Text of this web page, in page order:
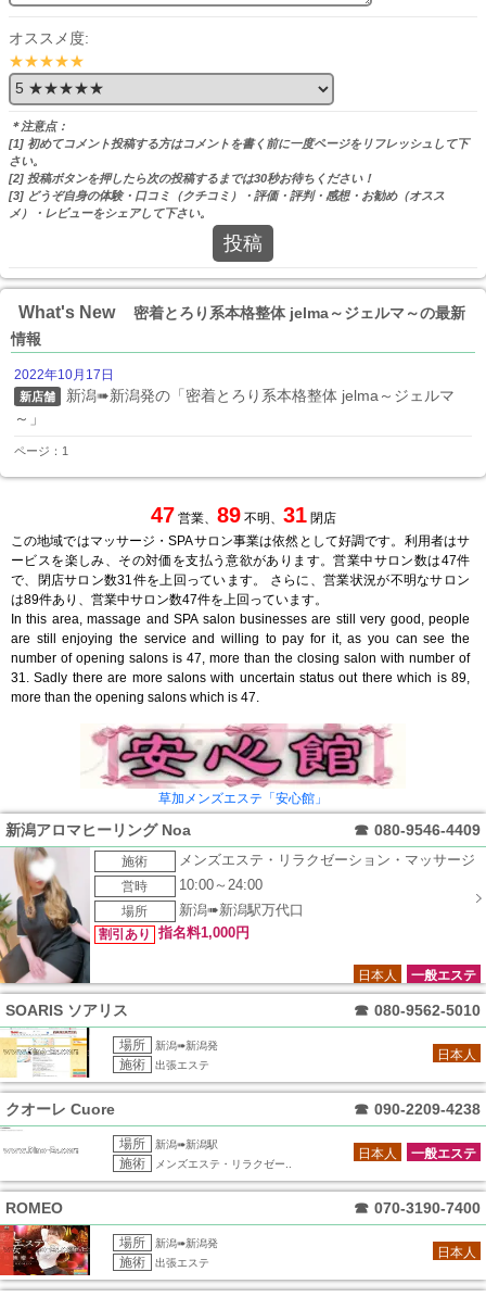
オススメ度:
★★★★★
＊注意点：
[1] 初めてコメント投稿する方はコメントを書く前に一度ページをリフレッシュして下
さい。
[2] 投稿ボタンを押したら次の投稿するまでは30秒お待ちください！
[3] どうぞ自身の体験・口コミ（クチコミ）・評価・評判・感想・お勧め（オスス
メ）・レビューをシェアして下さい。
投稿
What's New
密着とろり系本格整体 jelma～ジェルマ～の最新
情報
2022年10月17日
新店舗
新潟➠新潟発の「密着とろり系本格整体 jelma～ジェルマ
～」
ページ：1
47 営業、 89不明、 31閉店
この地域ではマッサージ・SPAサロン事業は依然として好調です。利用者はサ
ービスを楽しみ、その対価を支払う意欲があります。営業中サロン数は47件
で、閉店サロン数31件を上回っています。 さらに、営業状況が不明なサロン
は89件あり、営業中サロン数47件を上回っています。
In this area, massage and SPA salon businesses are still very good, people
are still enjoying the service and willing to pay for it, as you can see the
number of opening salons is 47, more than the closing salon with number of
31. Sadly there are more salons with uncertain status out there which is 89,
more than the opening salons which is 47.
草加メンズエステ「安心館」
新潟アロマヒーリング Noa ☎ 080-9546-4409
施術
メンズエステ・リラクゼーション・マッサージ
営時
10:00～24:00
場所
新潟➠新潟駅万代口
割引あり
指名料1,000円
一般エステ
日本人
SOARIS ソアリス ☎ 080-9562-5010
場所 新潟➠新潟発
施術 出張エステ
日本人
クオーレ Cuore ☎ 090-2209-4238
場所 新潟➠新潟駅
施術 メンズエステ・リラクゼー..
一般エステ
日本人
ROMEO ☎ 070-3190-7400
場所 新潟➠新潟発
施術 出張エステ
日本人